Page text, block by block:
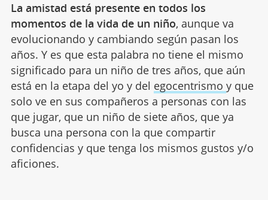
La amistad está presente en todos los
momentos de la vida de un niño, aunque va
evolucionando y cambiando según pasan los
años. Y es que esta palabra no tiene el mismo
significado para un niño de tres años, que aún
está en la etapa del yo y del egocentrismo y que
solo ve en sus compañeros a personas con las
que jugar, que un niño de siete años, que ya
busca una persona con la que compartir
confidencias y que tenga los mismos gustos y/o
aficiones.